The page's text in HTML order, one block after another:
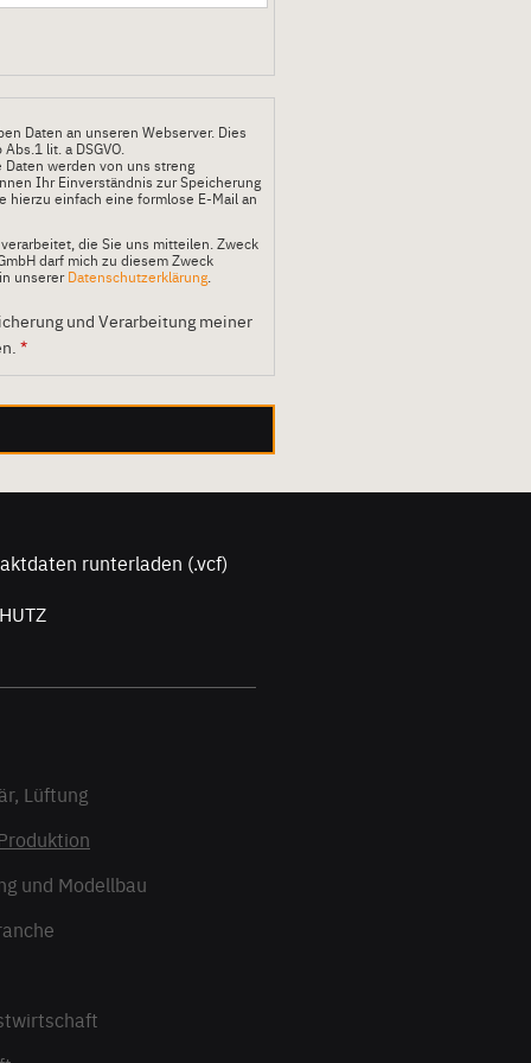
Daten an unseren Webserver. Dies
lit. a DSGVO.
werden von uns streng
Ihr Einverständnis zur Speicherung
hierzu einfach eine formlose E-Mail an
die Sie uns mitteilen. Zweck
darf mich zu diesem Zweck
unsererDatenschutzerklärung
und Verarbeitung meiner
*
runterladen (.vcf)
Lüftung
und Modellbau